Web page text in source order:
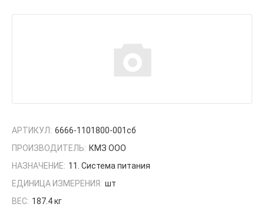
АРТИКУЛ: 6666-1101800-001сб
ПРОИЗВОДИТЕЛЬ: КМЗ ООО
НАЗНАЧЕНИЕ: 11. Система питания
ЕДИНИЦА ИЗМЕРЕНИЯ: шт
ВЕС: 187.4 кг